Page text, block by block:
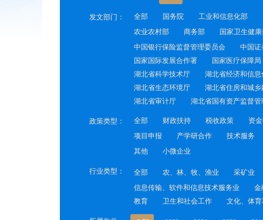
发文部门： 全部 国务院 工业和信息化部
农业农村部
商务部 国家卫生健
中国银行保险监督管理委员会
中国证
国家国际发展合作署
国家医疗保障局
湖北省科学技术厅
湖北省经济和信息
湖北省生态环境厅
湖北省住房和城乡
湖北省审计厅
湖北省国有资产监督管
政策类型： 全部 财政扶持 税收政策 资
项目申报
产学研合作 技术服务
其他
小微企业
行业类型： 全部 农、林、牧、渔业 采矿业
信息传输、软件和信息技术服务业
金
教育
卫生和社会工作 文化、体